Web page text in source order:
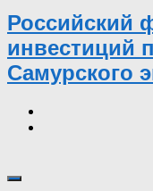
Российский
инвестиций
Самурского